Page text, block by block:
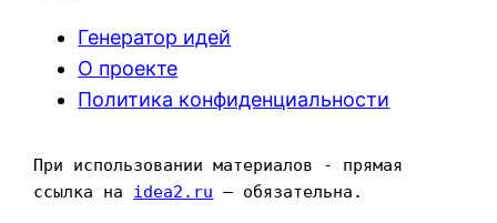
Генератор идей
О проекте
Политика конфиденциальности
При использовании материалов - прямая
ссылка на idea2.ru — обязательна.